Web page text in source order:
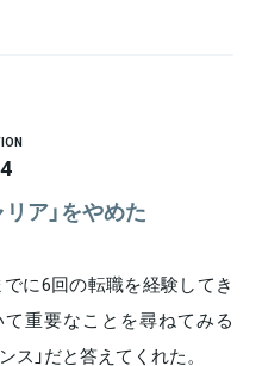
4
ア」をやめた
に6回の転職を経験してき
重要なことを尋ねてみる
ス」だと答えてくれた。